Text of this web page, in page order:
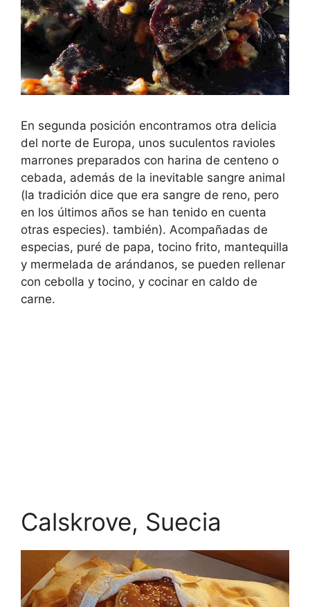
En segunda posición encontramos otra delicia
del norte de Europa, unos suculentos ravioles
marrones preparados con harina de centeno o
cebada, además de la inevitable sangre animal
(la tradición dice que era sangre de reno, pero
en los últimos años se han tenido en cuenta
otras especies). también). Acompañadas de
especias, puré de papa, tocino frito, mantequilla
y mermelada de arándanos, se pueden rellenar
con cebolla y tocino, y cocinar en caldo de
carne.
Calskrove, Suecia